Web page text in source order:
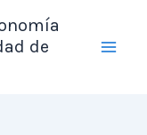
de